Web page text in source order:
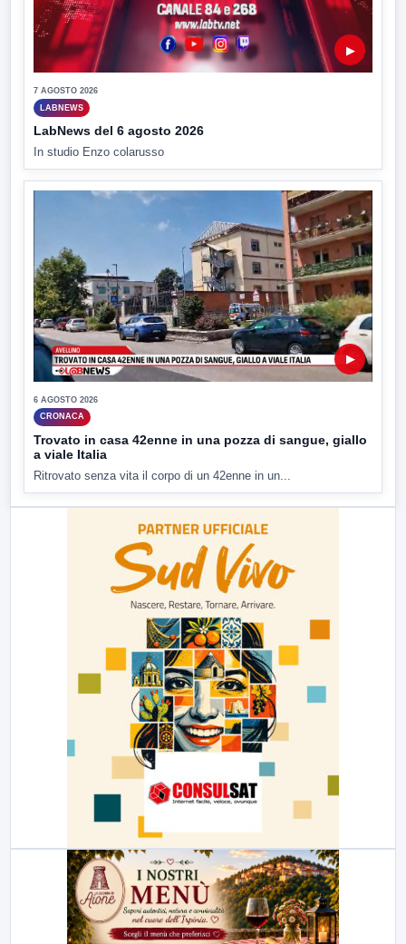
▶
7 AGOSTO 2026
LABNEWS
LabNews del 6 agosto 2026
In studio Enzo colarusso
▶
6 AGOSTO 2026
CRONACA
Trovato in casa 42enne in una pozza di sangue, giallo
a viale Italia
Ritrovato senza vita il corpo di un 42enne in un...